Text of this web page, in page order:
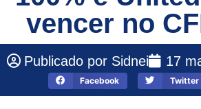
vencer no
Publicado por Sidnei 17
Facebook Twitter